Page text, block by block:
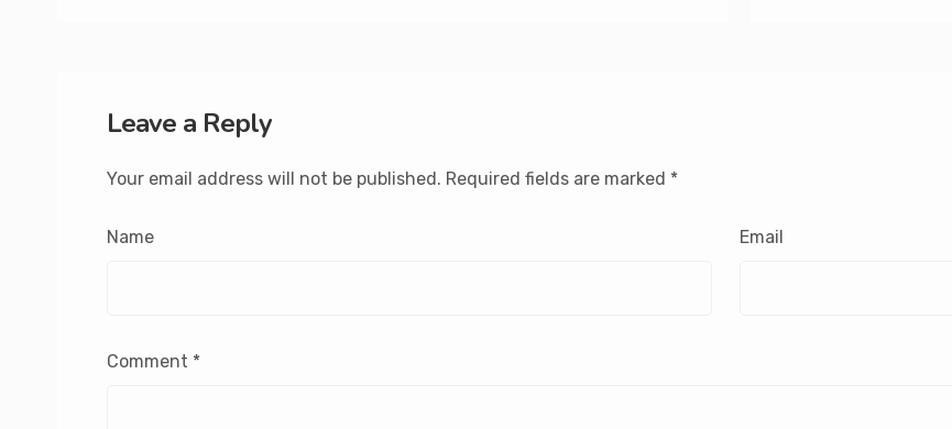
Leave a Reply
Your email address will not be published. Required fields are marked *
Name Email
Comment *